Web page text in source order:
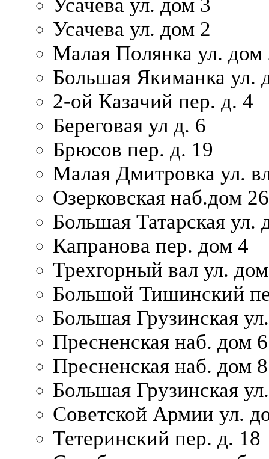
Усачева ул. дом 3
Усачева ул. дом 2
Малая Полянка ул. дом
Большая Якиманка ул.
2-ой Казачий пер. д. 4
Береговая ул д. 6
Брюсов пер. д. 19
Малая Дмитровка ул.
Озерковская наб.дом 26
Большая Татарская ул.
Капранова пер. дом 4
Трехгорный вал ул.
Большой Тишинский
Большая Грузинская
Пресненская наб. дом
Пресненская наб. дом 8
Большая Грузинская
Советской Армии ул.
Тетеринский пер. д. 18